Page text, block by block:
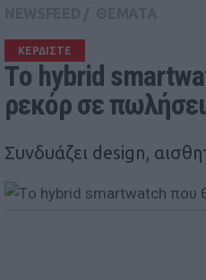
ΚΕΡΔΙΣΤΕ
Tο hybrid
ρεκόρ σε
Συνδυάζει design,